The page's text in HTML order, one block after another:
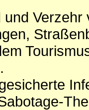
Verzehr